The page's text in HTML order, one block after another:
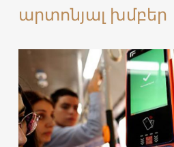
արտոնյալ խմբեր